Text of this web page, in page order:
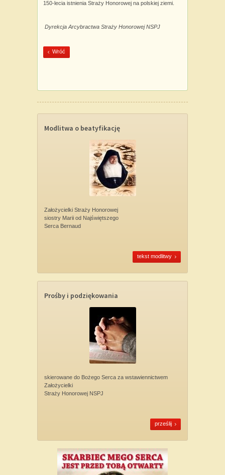
150-lecia istnienia Straży Honorowej na polskiej ziemi.
Dyrekcja Arcybractwa Straży Honorowej NSPJ
Wróć
Modlitwa o beatyfikację
Założycielki Straży Honorowej
siostry Marii od Najświętszego
Serca Bernaud
tekst modlitwy
Prośby i podziękowania
skierowane do Bożego Serca za wstawiennictwem
Założycielki
Straży Honorowej NSPJ
prześlij